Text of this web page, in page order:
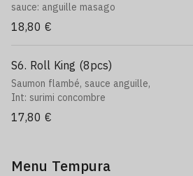
sauce: anguille masago
18,80 €
S6. Roll King (8pcs)
Saumon flambé, sauce anguille,
Int: surimi concombre
17,80 €
Menu Tempura